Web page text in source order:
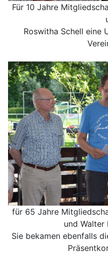
Für 10 Jahre
Roswitha Schell eine
für 65 Jahre
und Walter
Sie bekamen ebenfalls